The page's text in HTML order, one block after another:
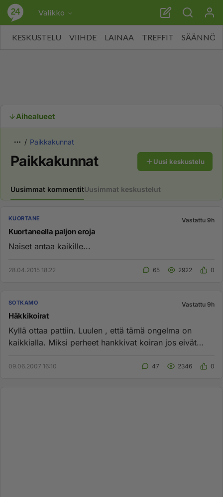
Valikko
KESKUSTELU VIIHDE LAINAA TREFFIT SÄÄNNÖT
Aihealueet
Paikkakunnat
Paikkakunnat Uusi keskustelu
Uusimmat kommentitUusimmat keskustelut
KUORTANE Vastattu 9h
Kuortaneella paljon eroja
Naiset antaa kaikille...
28.04.2015 18:22 65 2922 0
SOTKAMO Vastattu 9h
Häkkikoirat
Kyllä ottaa pattiin. Luulen , että tämä ongelma on
kaikkialla. Miksi perheet hankkivat koiran jos eivät
09.06.2007 16:10 47 2346 0